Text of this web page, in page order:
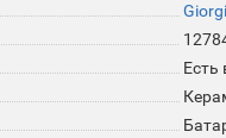
Есть